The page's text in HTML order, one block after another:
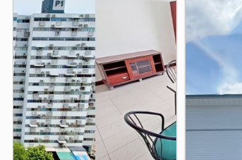
รพ.เวิลด์เมดิคอล 3.3 กม.
อื่นๆ
อิมแพคเมืองทองธานี 0.8 กม.
สถาบันสิ่งแวดล้อมไทย 1.9 กม.
ทางแยกต่างระดับแจ้งวัฒนะ 2.0 กม.
อาคารซอฟแวร์ปาร์ค 2.8 กม.
กรมการสื่อสารทหาร 2.9 กม.